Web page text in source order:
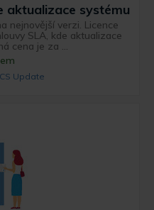
aktualizace systému
nejnovější verzi. Licence
SLA, kde aktualizace
cena je za ...
Update